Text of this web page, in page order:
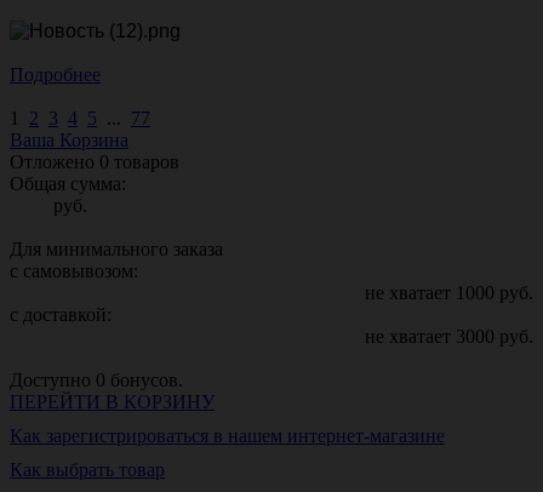
Подробнее
1 2 3 4 5 ... 77
Ваша Корзина
Отложено 0 товаров
Общая сумма:
руб.
Для минимального заказа
с самовывозом:
не хватает 1000 руб.
с доставкой:
не хватает 3000 руб.
Доступно 0 бонусов.
ПЕРЕЙТИ В КОРЗИНУ
Как зарегистрироваться в нашем интернет-магазине
Как выбрать товар